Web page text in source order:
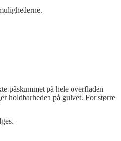
påskummet på hele overfladen
holdbarheden på gulvet. For større